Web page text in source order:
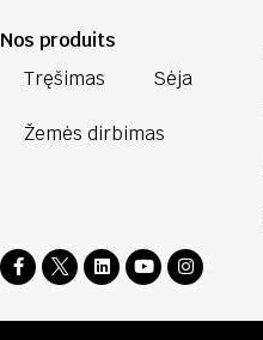
Nos produits
Tręšimas
Sėja
Žemės dirbimas